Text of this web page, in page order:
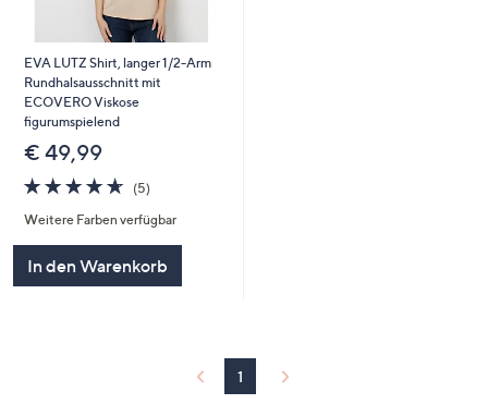
diese
anzuzeigen.
EVA LUTZ Shirt, langer 1/2-Arm
Rundhalsausschnitt mit
ECOVERO Viskose
figurumspielend
€ 49,99
4.6
von
5
(5)5
Weitere Farben verfügbar
In den Warenkorb
1